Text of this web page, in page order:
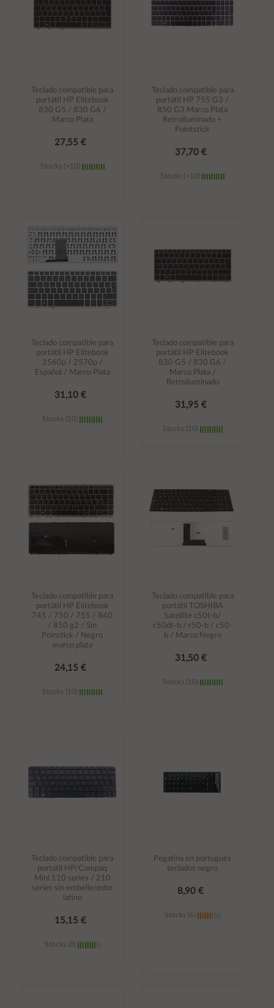
Teclado compatible para
portátil HP Elitebook
830 G5 / 830 G6 /
Marco Plata
27,55 €
Stocks (+10)
carrito
Teclado compatible para
portátil HP 755 G3 /
850 G3 Marco Plata
Retroiluminado +
Pointstick
37,70 €
Stocks (+10)
Teclado compatible para
portátil HP Elitebook
2560p / 2570p /
Español / Marco Plata
31,10 €
Stocks (10)
carrito
Teclado compatible para
portátil HP Elitebook
830 G5 / 830 G6 /
Marco Plata /
Retroiluminado
31,95 €
Stocks (10)
carrito
Teclado compatible para
portátil HP Elitebook
745 / 750 / 755 / 840
/ 850 g2 / Sin
Poinstick / Negro
marco plata
24,15 €
Stocks (10)
Teclado compatible para
portátil TOSHIBA
Satellite c50t-b/
c50dt-b / r50-b / c50-
b / Marco Negro
31,50 €
Stocks (10)
Teclado compatible para
portátil HP/Compaq
Mini 110 series / 210
series sin embellecedor
latino
15,15 €
Stocks (8)
Pegatina en portugués
teclados negro
8,90 €
Stocks (6)